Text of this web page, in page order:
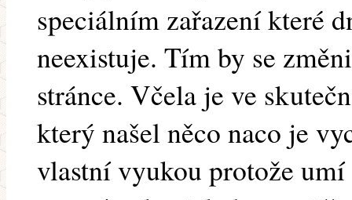
speciálním zařazení které
neexistuje. Tím by se
stránce. Včela je ve
který našel něco naco je
vlastní vyukou protože